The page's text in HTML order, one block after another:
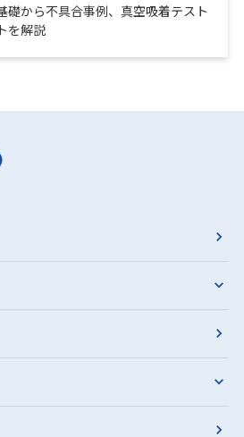
礎から不具合事例、真空吸着テスト
を解説